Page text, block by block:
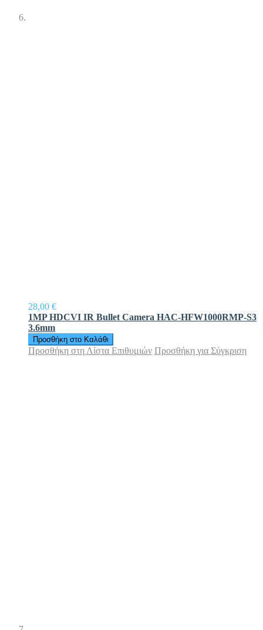
28,00 €
1MP HDCVI IR Bullet Camera HAC-HFW1000RMP-S3
3.6mm
Προσθήκη στο Καλάθι
Προσθήκη στη Λίστα Επιθυμιών Προσθήκη για Σύγκριση